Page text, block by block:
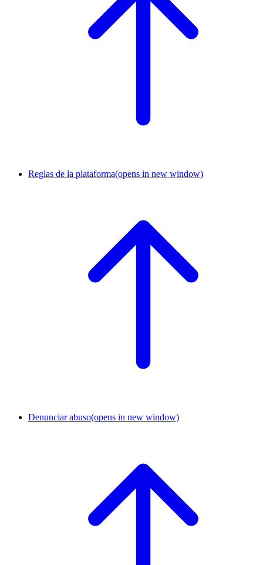
Reglas de la plataforma(opens in new window)
Denunciar abuso(opens in new window)